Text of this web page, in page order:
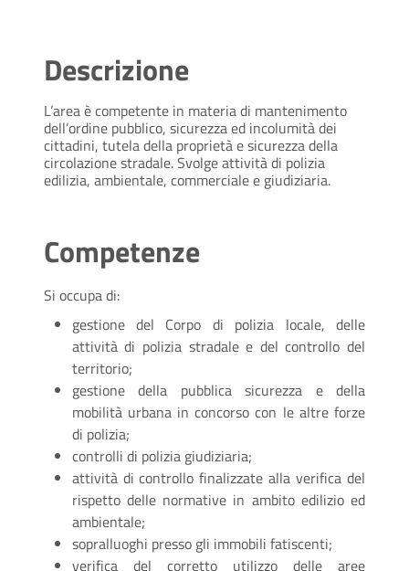
Descrizione
L’area è competente in materia di mantenimento
dell’ordine pubblico, sicurezza ed incolumità dei
cittadini, tutela della proprietà e sicurezza della
circolazione stradale. Svolge attività di polizia
edilizia, ambientale, commerciale e giudiziaria.
Competenze
Si occupa di:
gestione del Corpo di polizia locale, delle
attivitàdi poliziastradale e del controllo del
territorio;
gestione della pubblicasicurezza e della
mobilitàurbana in concorso con le altre forze
di polizia;
controlli di polizia giudiziaria;
attività di controllo finalizzate alla verifica del
rispetto delle normative in ambito edilizio ed
ambientale;
sopralluoghi presso gli immobili fatiscenti;
verifica del corretto utilizzo delle aree